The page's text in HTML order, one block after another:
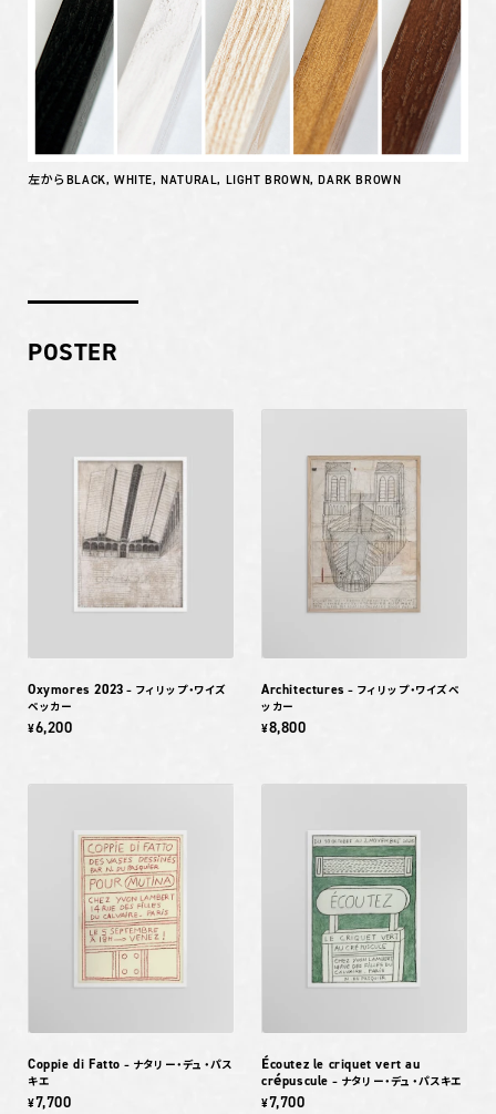
左からBLACK, WHITE, NATURAL, LIGHT BROWN, DARK BROWN
POSTER
Oxymores 2023 – フィリップ・ワイズ
ベッカー
¥6,200
Architectures – フィリップ・ワイズベ
ッカー
¥8,800
Coppie di Fatto – ナタリー・デュ・パス
キエ
¥7,700
Écoutez le criquet vert au
crépuscule – ナタリー・デュ・パスキエ
¥7,700